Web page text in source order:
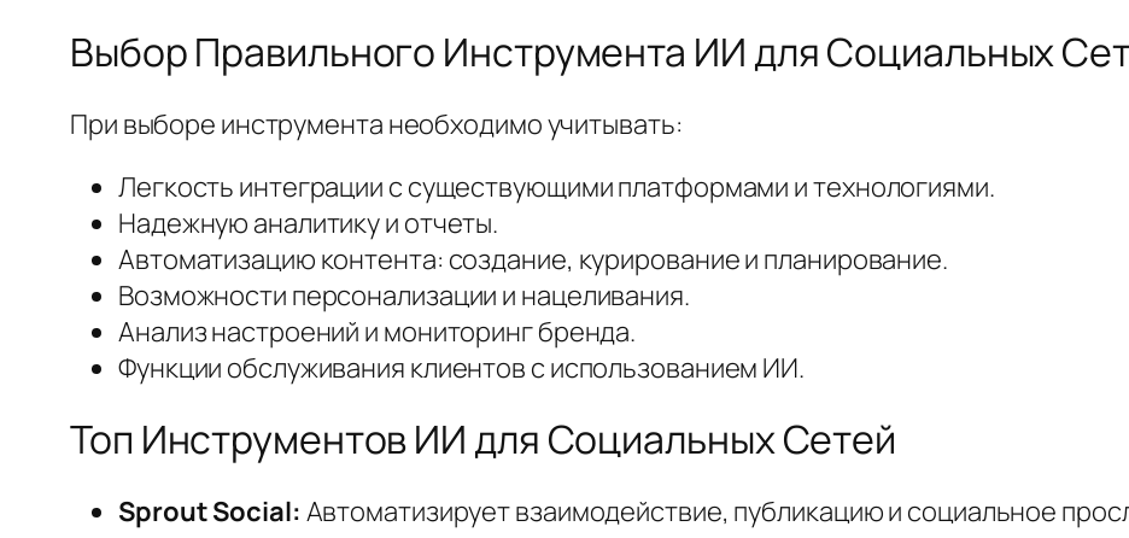
Выбор Правильного Инструмента ИИ для Социальных
При выборе инструмента необходимо учитывать:
Легкость интеграции с существующими платформами и технологиями.
Надежную аналитику и отчеты.
Автоматизацию контента: создание, курирование и планирование.
Возможности персонализации и нацеливания.
Анализ настроений и мониторинг бренда.
Функции обслуживания клиентов с использованием ИИ.
Топ Инструментов ИИ для Социальных Сетей
Sprout Social: Автоматизирует взаимодействие, публикацию и социальное